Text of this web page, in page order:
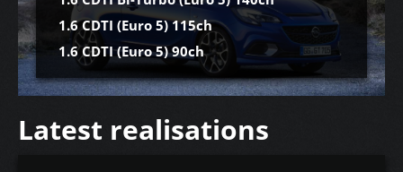
1.6 CDTI (Euro 5) 115ch
1.6 CDTI (Euro 5) 90ch
Latest realisations